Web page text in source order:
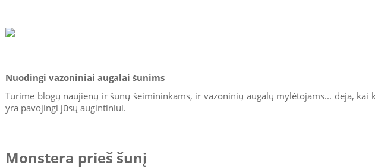
Nuodingi vazoniniai augalai šunims
Turime blogų naujienų ir šunų šeimininkams, ir vazoninių augalų mylėtojams... deja, kai
yra pavojingi jūsų augintiniui.
Monstera prieš šunį